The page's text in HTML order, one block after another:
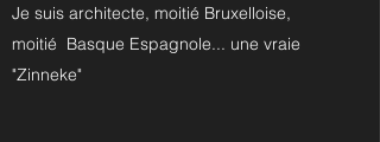
Je suis architecte, moitié Bruxelloise,
moitié Basque Espagnole... une vraie
"Zinneke"